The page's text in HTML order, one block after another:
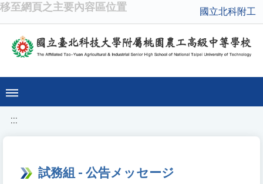
移至網頁之主要內容區位置 國立北科附工
:::
試務組 - 公告メッセージ